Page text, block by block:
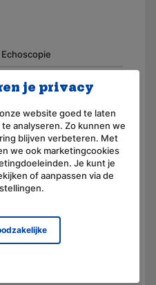
Echoscopie
110243-X
Connector
12,0
Nikkel-Metaal-Hydride
je privacy
website goed te laten
analyseren. Zo kunnen we
blijven verbeteren. Met
we ook marketingcookies
Je kunt je
of aanpassen via de